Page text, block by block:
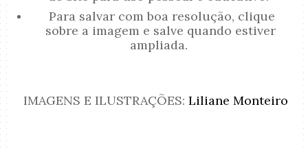
Para salvar com boa resolução, clique
sobre a imagem e salve quando estiver
ampliada.
IMAGENS E ILUSTRAÇÕES: Liliane Monteiro